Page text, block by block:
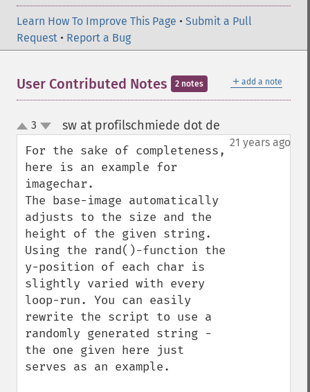
Learn How To Improve This Page • Submit a Pull
Request • Report a Bug
＋ add a note
User Contributed Notes 2 notes
up
down
3 sw at profilschmiede dot de
21 years ago
For the sake of completeness,
here is an example for
imagechar.
The base-image automatically
adjusts to the size and the
height of the given string.
Using the rand()-function the
y-position of each char is
slightly varied with every
loop-run. You can easily
rewrite the script to use a
randomly generated string -
the one given here just
serves as an example.